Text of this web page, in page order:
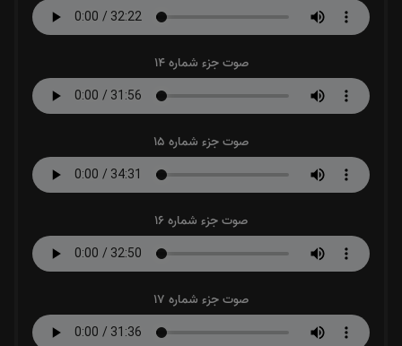
صوت جزء شماره 14
صوت جزء شماره 15
صوت جزء شماره 16
صوت جزء شماره 17